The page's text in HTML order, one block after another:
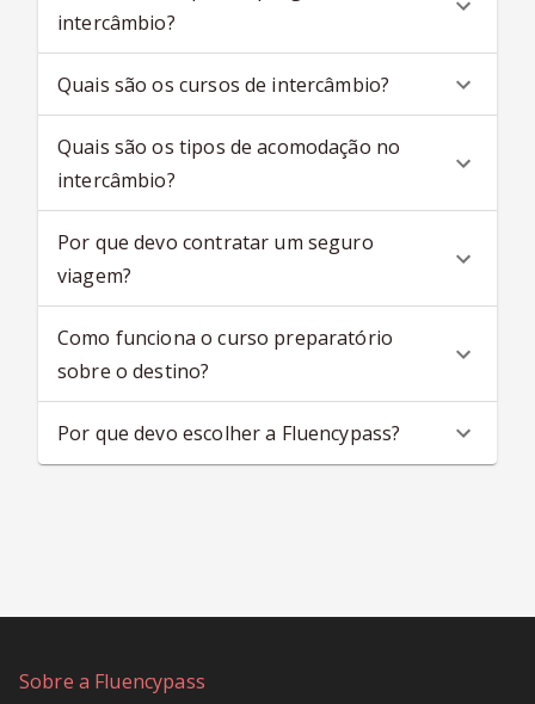
intercâmbio?
Quais são os cursos de intercâmbio?
Quais são os tipos de acomodação no
intercâmbio?
Por que devo contratar um seguro
viagem?
Como funciona o curso preparatório
sobre o destino?
Por que devo escolher a Fluencypass?
Sobre a Fluencypass